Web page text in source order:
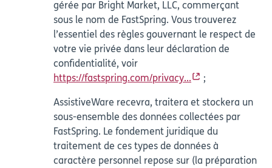
gérée par Bright Market, LLC, commerçant
sous le nom de FastSpring. Vous trouverez
l’essentiel des règles gouvernant le respect de
votre vie privée dans leur déclaration de
confidentialité, voir
https://fastspring.com/privacy...
;
AssistiveWare recevra, traitera et stockera un
sous-ensemble des données collectées par
FastSpring. Le fondement juridique du
traitement de ces types de données à
caractère personnel repose sur (la préparation